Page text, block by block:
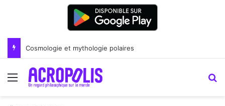
Cosmologie et mythologie polaires
Menu